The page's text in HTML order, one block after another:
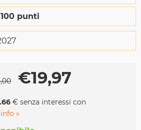
100 punti
€19,97
€ senza interessi con
»